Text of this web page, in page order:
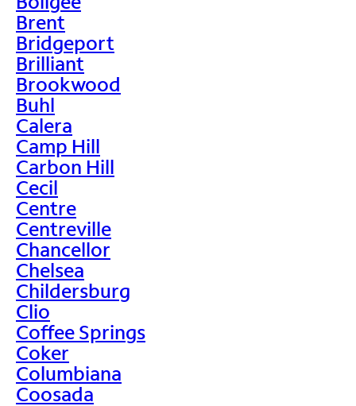
Brent
Bridgeport
Brilliant
Brookwood
Buhl
Calera
Camp Hill
Carbon Hill
Cecil
Centre
Centreville
Chancellor
Chelsea
Childersburg
Clio
Coffee Springs
Coker
Columbiana
Coosada